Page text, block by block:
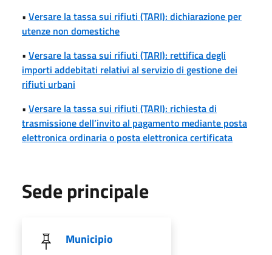
• Versare la tassa sui rifiuti (TARI): dichiarazione per
utenze non domestiche
• Versare la tassa sui rifiuti (TARI): rettifica degli
importi addebitati relativi al servizio di gestione dei
rifiuti urbani
• Versare la tassa sui rifiuti (TARI): richiesta di
trasmissione dell’invito al pagamento mediante posta
elettronica ordinaria o posta elettronica certificata
Sede principale
Municipio